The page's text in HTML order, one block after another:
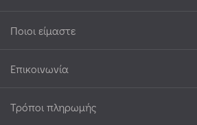
Ποιοι είμαστε
Επικοινωνία
Τρόποι πληρωμής